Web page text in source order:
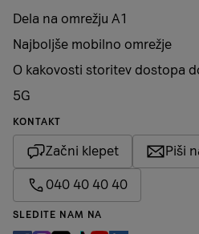
Dela na omrežju A1
Najboljše mobilno omrežje
O kakovosti storitev dostopa
5G
KONTAKT
Začni klepet Piši
040 40 40 40
SLEDITE NAM NA